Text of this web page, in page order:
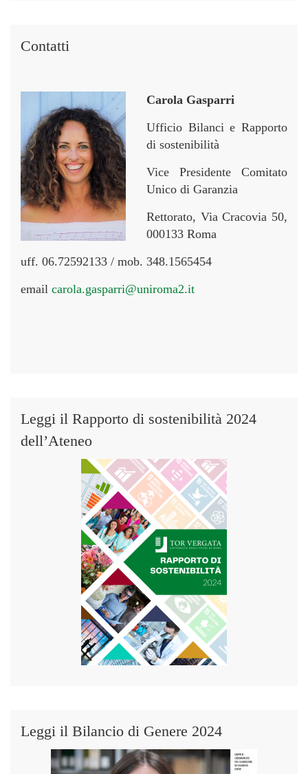
Contatti
Carola Gasparri
Ufficio Bilanci e Rapporto
di sostenibilità
Vice Presidente Comitato
Unico di Garanzia
Rettorato, Via Cracovia 50,
000133 Roma
uff. 06.72592133 / mob. 348.1565454
email carola.gasparri@uniroma2.it
Leggi il Rapporto di sostenibilità 2024
dell’Ateneo
Leggi il Bilancio di Genere 2024